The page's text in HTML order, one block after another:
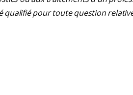
pour toute question